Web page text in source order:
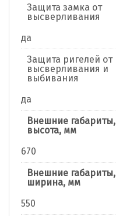
Защита замка от
высверливания
да
Защита ригелей от
высверливания и
выбивания
да
Внешние габариты,
высота, мм
670
Внешние габариты,
ширина, мм
550